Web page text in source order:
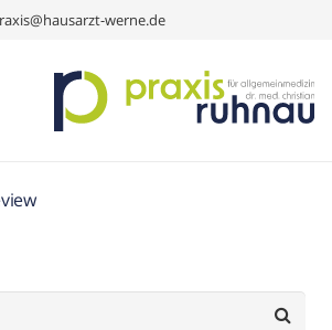
werne.de